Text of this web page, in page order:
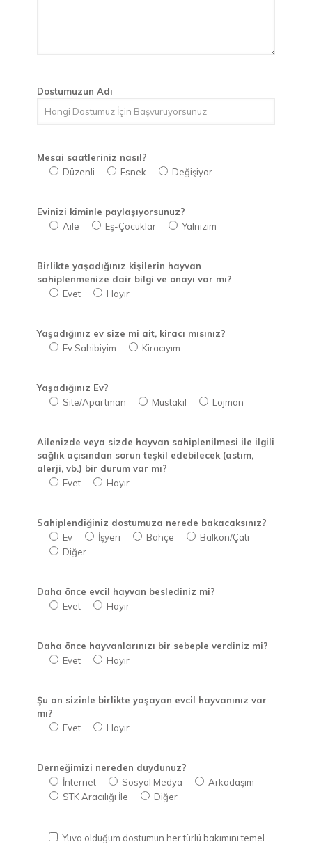
Dostumuzun Adı
Mesai saatleriniz nasıl?
Düzenli
Esnek Değişiyor
Evinizi kiminle paylaşıyorsunuz?
Aile
Eş-Çocuklar Yalnızım
Birlikte yaşadığınız kişilerin hayvan
sahiplenmenize dair bilgi ve onayı var mı?
Evet
Hayır
Yaşadığınız ev size mi ait, kiracı mısınız?
Ev Sahibiyim
Kiracıyım
Yaşadığınız Ev?
Site/Apartman
Müstakil Lojman
Ailenizde veya sizde hayvan sahiplenilmesi ile ilgili
sağlık açısından sorun teşkil edebilecek (astım,
alerji, vb.) bir durum var mı?
Evet
Hayır
Sahiplendiğiniz dostumuza nerede bakacaksınız?
Ev
İşyeri Bahçe
Balkon/Çatı
Diğer
Daha önce evcil hayvan beslediniz mi?
Evet
Hayır
Daha önce hayvanlarınızı bir sebeple verdiniz mi?
Evet
Hayır
Şu an sizinle birlikte yaşayan evcil hayvanınız var
mı?
Evet
Hayır
Derneğimizi nereden duydunuz?
İnternet
Sosyal Medya
Arkadaşım
STK Aracılığı İle
Diğer
Yuva olduğum dostumun her türlü bakımını,temel